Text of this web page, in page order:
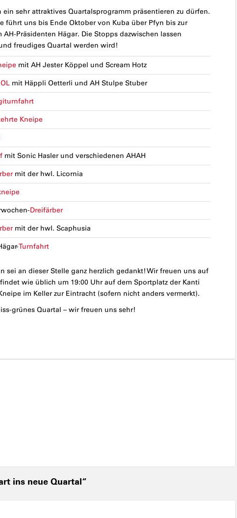
sehr attraktives Quartalsprogramm präsentieren zu dürfen.
führt uns bis Ende Oktober von Kuba über Pfyn bis zur
Präsidenten Hägar. Die Stopps dazwischen lassen
freudiges Quartal werden wird!
mit AH Jester Köppel und Scream Hotz
mit Häppli Oetterli und AH Stulpe Stuber
Kneipe
mit Sonic Hasler und verschiedenen AHAH
mit der hwl. Licornia
Dreifärber
mit der hwl. Scaphusia
Turnfahrt
sei an dieser Stelle ganz herzlich gedankt! Wir freuen uns auf
wie üblich um 19:00 Uhr auf dem Sportplatz der Kanti
im Keller zur Eintracht (sofern nicht anders vermerkt).
grünes Quartal – wir freuen uns sehr!
ins neue Quartal“